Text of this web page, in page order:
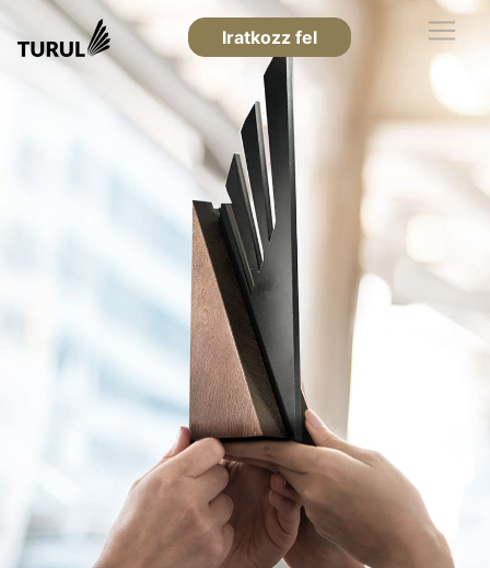
Iratkozz fel